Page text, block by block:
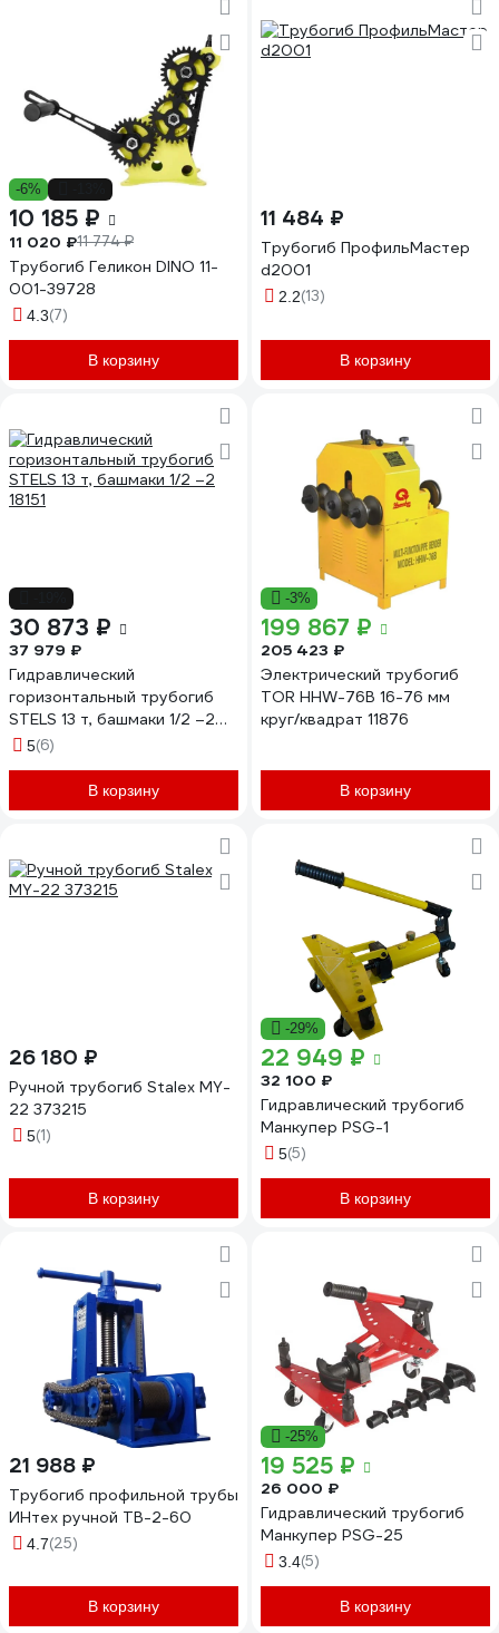
-6%
10 185 ₽
11 020 ₽11 774 ₽
Трубогиб Геликон DINO 11-
001-39728
4.3(7)
В корзину
11 484 ₽
Трубогиб ПрофильМастер
d2001
2.2(13)
В корзину
30 873 ₽
37 979 ₽
Гидравлический
горизонтальный трубогиб
STELS 13 т, башмаки 1/2 –2
18151
5(6)
В корзину
-3%
199 867 ₽
205 423 ₽
Электрический трубогиб
TOR HHW-76B 16-76 мм
круг/квадрат 11876
В корзину
26 180 ₽
Ручной трубогиб Stalex MY-
22 373215
5(1)
В корзину
-29%
22 949 ₽
32 100 ₽
Гидравлический трубогиб
Манкупер PSG-1
5(5)
В корзину
21 988 ₽
Трубогиб профильной трубы
ИНтех ручной ТВ-2-60
4.7(25)
В корзину
-25%
19 525 ₽
26 000 ₽
Гидравлический трубогиб
Манкупер PSG-25
3.4(5)
В корзину